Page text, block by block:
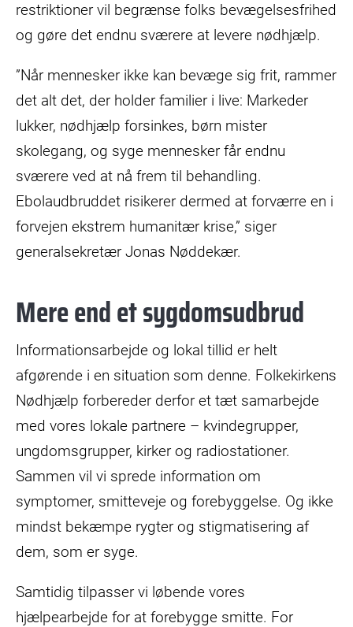
restriktioner vil begrænse folks bevægelsesfrihed
og gøre det endnu sværere at levere nødhjælp.
”Når mennesker ikke kan bevæge sig frit, rammer
det alt det, der holder familier i live: Markeder
lukker, nødhjælp forsinkes, børn mister
skolegang, og syge mennesker får endnu
sværere ved at nå frem til behandling.
Ebolaudbruddet risikerer dermed at forværre en i
forvejen ekstrem humanitær krise,” siger
generalsekretær Jonas Nøddekær.
Mere end et sygdomsudbrud
Informationsarbejde og lokal tillid er helt
afgørende i en situation som denne. Folkekirkens
Nødhjælp forbereder derfor et tæt samarbejde
med vores lokale partnere – kvindegrupper,
ungdomsgrupper, kirker og radiostationer.
Sammen vil vi sprede information om
symptomer, smitteveje og forebyggelse. Og ikke
mindst bekæmpe rygter og stigmatisering af
dem, som er syge.
Samtidig tilpasser vi løbende vores
hjælpearbejde for at forebygge smitte. For